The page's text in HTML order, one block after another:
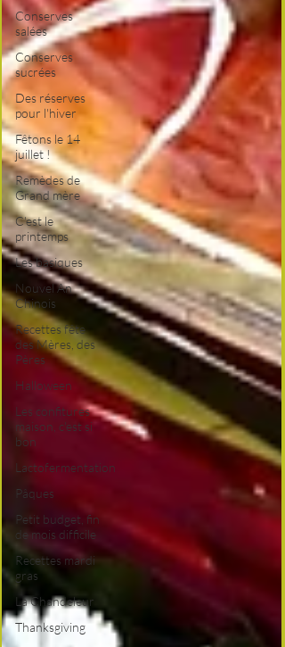
Conserves
salées
Conserves
sucrées
Des réserves
pour l'hiver
Fêtons le 14
juillet !
Remèdes de
Grand mère
C'est le
printemps
Les basiques
Nouvel An
Chinois
Recettes fête
des Mères, des
Pères
Halloween
Les confitures
maison, c'est si
bon
Lactofermentation
Pâques
Petit budget, fin
de mois difficile
Recettes mardi
gras
La Chandeleur
Thanksgiving